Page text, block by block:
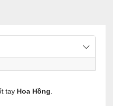
tay Hoa Hồng